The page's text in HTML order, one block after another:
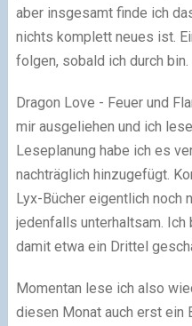
aber insgesamt finde ich
nichts komplett neues ist.
folgen, sobald ich durch bin.
Dragon Love - Feuer und
mir ausgeliehen und ich
Leseplanung habe ich es
nachträglich hinzugefügt.
Lyx-Bücher eigentlich noch
jedenfalls unterhaltsam. Ich
damit etwa ein Drittel
Momentan lese ich also
diesen Monat auch erst ein